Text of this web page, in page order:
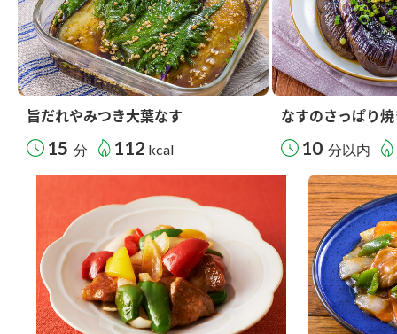
旨だれやみつき大葉なす
15 分 112 kcal
なすのさっぱり
10 分以内